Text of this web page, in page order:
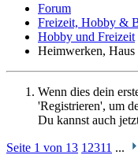
Forum
Freizeit, Hobby &
Hobby und Freizeit
Heimwerken, Haus
Wenn dies dein
'Registrieren', um
Du kannst auch
Seite 1 von 13 1 2311 ...